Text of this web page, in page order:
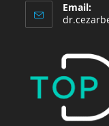
Email: